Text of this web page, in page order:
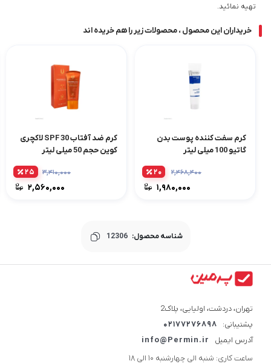
تهیه نمائید.
خریداران این محصول ، محصولات زیر را هم خریده اند
کرم سفت کننده پوست بدن
گاتیو 100 میلی لیتر
۲,۴۶۸,۴۰۰
۱,۹۸۰,۰۰۰
۲۰
کرم ضد آفتاب SPF 30 لاکچری
کوین حجم 50 میلی لیتر
۳,۴۱۰,۰۰۰
۲,۵۶۰,۰۰۰
۲۵
شناسه محصول: 12306
تهران، دردشت، اولیایی، پلاک2
پشتیبانی:
02177276898
آدرس ایمیل
info@Permin.ir
ساعت کاری: شنبه الی چهارشنبه 10 الی 18